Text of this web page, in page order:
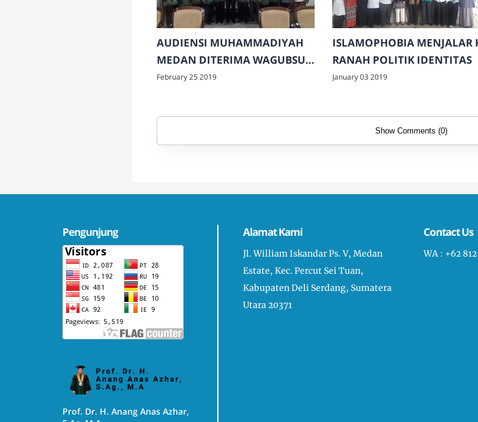
AUDIENSI MUHAMMADIYAH
MEDAN DITERIMA WAGUBSU
MUSA RAJEKSHAH
February 25 2019
ISLAMOPHOBIA MENJALAR
RANAH POLITIK IDENTITAS
January 03 2019
Show Comments (0)
Pengunjung
Prof. Dr. H. Anang Anas Azhar,
Alamat Kami
Jl. William Iskandar Ps. V, Medan
Estate, Kec. Percut Sei Tuan,
Kabupaten Deli Serdang, Sumatera
Utara 20371
Contact Us
WA : +62